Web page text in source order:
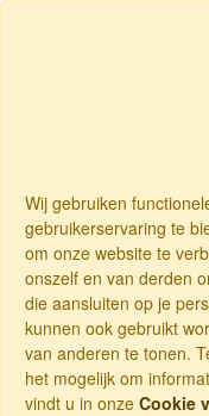
Wij gebruiken
gebruikerservaring te
om onze website te
onszelf en van derden
die aansluiten op je
kunnen ook gebruikt
van anderen te tonen.
het mogelijk om
vindt u in onze Cookie